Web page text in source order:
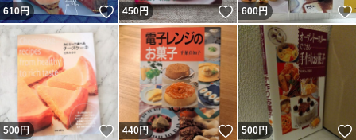
610円 いいね！
450円 いいね！
600円
500円 いいね！
440円 いいね！
500円